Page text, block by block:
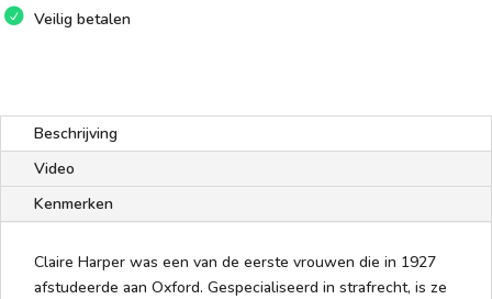
Veilig betalen
Beschrijving
Video
Kenmerken
Claire Harper was een van de eerste vrouwen die in 1927
afstudeerde aan Oxford. Gespecialiseerd in strafrecht, is ze